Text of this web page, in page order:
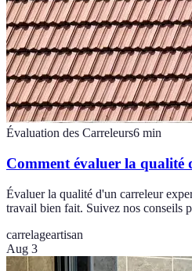
Évaluation des Carreleurs6 min
Comment évaluer la qualité
Évaluer la qualité d'un carreleur
travail bien fait. Suivez nos conseils
carrelageartisan
Aug 3